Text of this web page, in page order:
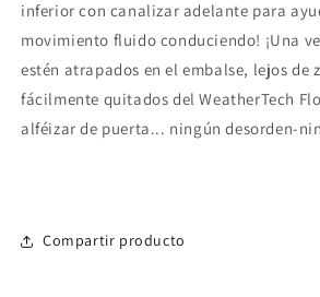
inferior con canalizar adelante para
movimiento fluido conduciendo! ¡Una
estén atrapados en el embalse, lejos de
fácilmente quitados del WeatherTech
alféizar de puerta... ningún desorden-
Compartir producto